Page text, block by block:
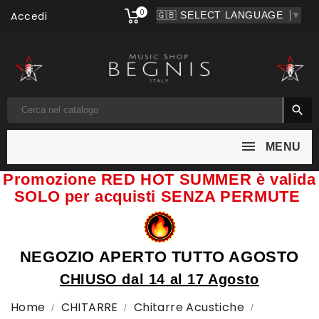
▼
Accedi 0

MENU
Promozione RED HOT SUMMER è valida
SOLO per acquisti SENZA PERMUTE
NEGOZIO APERTO TUTTO AGOSTO
CHIUSO dal 14 al 17 Agosto
Home CHITARRE Chitarre Acustiche